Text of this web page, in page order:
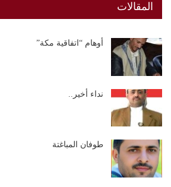
المقالات
أوهام “اتفاقية مكة”
نداء أخير..
طوفان المباغتة